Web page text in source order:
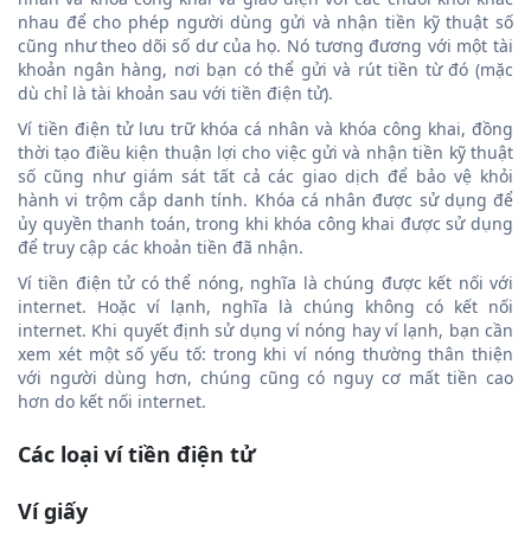
nhau để cho phép người dùng gửi và nhận tiền kỹ thuật số
cũng như theo dõi số dư của họ. Nó tương đương với một tài
khoản ngân hàng, nơi bạn có thể gửi và rút tiền từ đó (mặc
dù chỉ là tài khoản sau với tiền điện tử).
Ví tiền điện tử lưu trữ khóa cá nhân và khóa công khai, đồng
thời tạo điều kiện thuận lợi cho việc gửi và nhận tiền kỹ thuật
số cũng như giám sát tất cả các giao dịch để bảo vệ khỏi
hành vi trộm cắp danh tính. Khóa cá nhân được sử dụng để
ủy quyền thanh toán, trong khi khóa công khai được sử dụng
để truy cập các khoản tiền đã nhận.
Ví tiền điện tử có thể nóng, nghĩa là chúng được kết nối với
internet. Hoặc ví lạnh, nghĩa là chúng không có kết nối
internet. Khi quyết định sử dụng ví nóng hay ví lạnh, bạn cần
xem xét một số yếu tố: trong khi ví nóng thường thân thiện
với người dùng hơn, chúng cũng có nguy cơ mất tiền cao
hơn do kết nối internet.
Các loại ví tiền điện tử
Ví giấy